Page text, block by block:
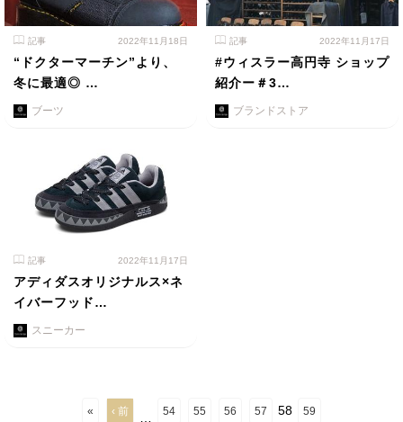
記事 2022年11月18日
“ドクターマーチン”より、
冬に最適◎ …
ブーツ
記事 2022年11月17日
#ウィスラー高円寺 ショップ
紹介ー＃3…
ブランドストア
記事 2022年11月17日
アディダスオリジナルス×ネ
イバーフッド…
スニーカー
« ‹ 前 54 55 56 57 58 59